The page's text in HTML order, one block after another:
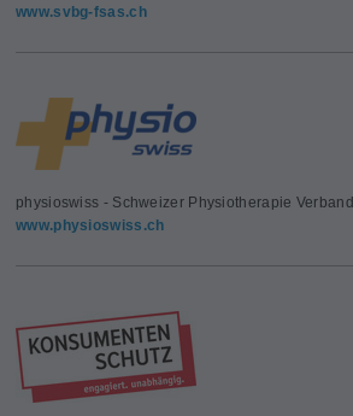
www.svbg-fsas.ch
physioswiss - Schweizer Physiotherapie Verband
www.physioswiss.ch